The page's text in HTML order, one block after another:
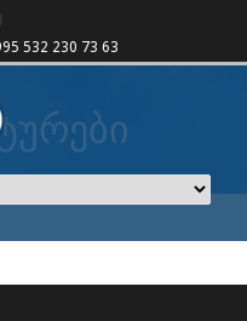
532 230 73 63